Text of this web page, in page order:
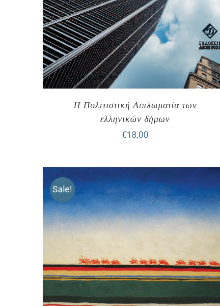
Η Πολιτιστική Διπλωματία των
ελληνικών δήμων
€18,00
Sale!